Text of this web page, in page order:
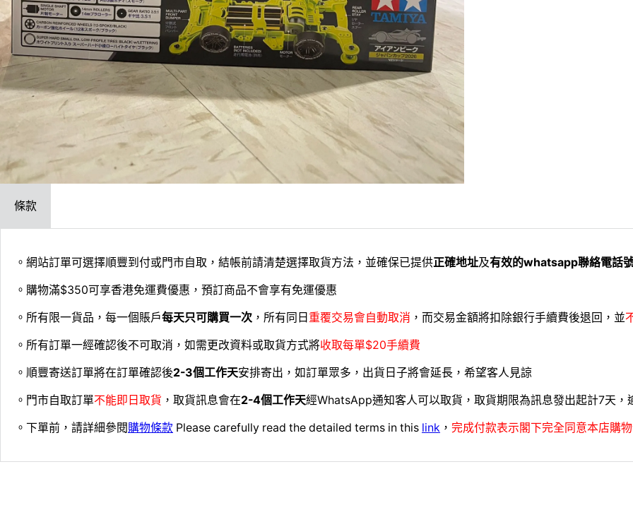
條款
。網站訂單可選擇順豐到付或門市自取，結帳前請清楚選擇取貨方法，並確保已提供正確地址及有效的whatsapp聯絡電話
。購物滿$350可享香港免運費優惠，預訂商品不會享有免運優惠
。所有限一貨品，每一個賬戶每天只可購買一次 ，所有同日 重覆交易會自動取消 ，而交易金額將扣除銀行手續費後退回，並
。所有訂單一經確認後不可取消，如需更改資料或取貨方式將收取每單$20手續費
。順豐寄送訂單將在訂單確認後2-3個工作天安排寄出，如訂單眾多，出貨日子將會延長，希望客人見諒
。門市自取訂單不能即日取貨 ，取貨訊息會在2-4個工作天經WhatsApp通知客人可以取貨，取貨期限為訊息發出起計7天，
。下單前，請詳細參閱購物條款 Please carefully read the detailed terms in this link ， 完成付款表示閣下完全同意本店購